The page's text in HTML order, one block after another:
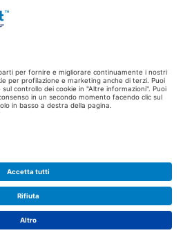
CREDITO AL CONSUMO
SHOPPING